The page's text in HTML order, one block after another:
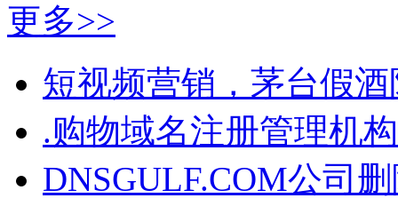
更多>>
短视频营销，茅台假
.购物域名注册管理机
DNSGULF.COM公司